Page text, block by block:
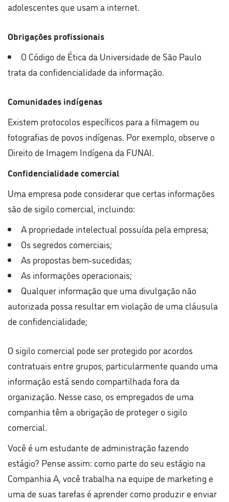
adolescentes que usam a internet.
Obrigações profissionais
O Código de Ética da Universidade de São Paulo
trata da confidencialidade da informação.
Comunidades indígenas
Existem protocolos específicos para a filmagem ou
fotografias de povos indígenas. Por exemplo, observe o
Direito de Imagem Indígena da FUNAI.
Confidencialidade comercial
Uma empresa pode considerar que certas informações
são de sigilo comercial, incluindo:
A propriedade intelectual possuída pela empresa;
Os segredos comerciais;
As propostas bem-sucedidas;
As informações operacionais;
Qualquer informação que uma divulgação não
autorizada possa resultar em violação de uma cláusula
de confidencialidade;
O sigilo comercial pode ser protegido por acordos
contratuais entre grupos, particularmente quando uma
informação está sendo compartilhada fora da
organização. Nesse caso, os empregados de uma
companhia têm a obrigação de proteger o sigilo
comercial.
Você é um estudante de administração fazendo
estágio? Pense assim: como parte do seu estágio na
Companhia A, você trabalha na equipe de marketing e
uma de suas tarefas é aprender como produzir e enviar